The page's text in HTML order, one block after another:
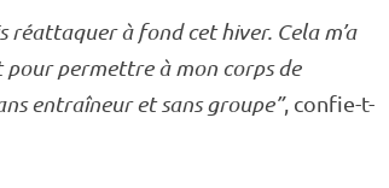
à fond cet hiver. Cela m’a
pour permettre à mon corps de
entraîneur et sans groupe”, confie-t-